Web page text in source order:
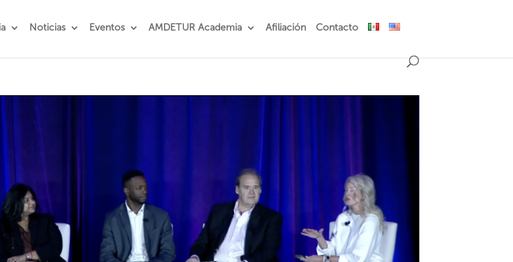
Noticias Eventos AMDETUR Academia Afiliación Contacto